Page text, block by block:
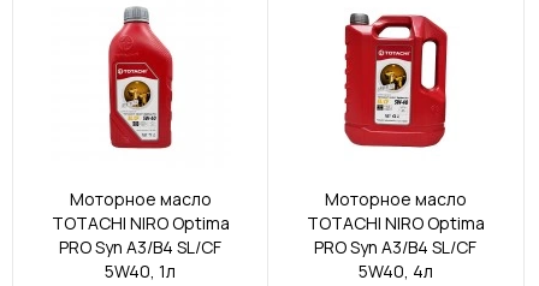
Моторное масло
TOTACHI NIRO Optima
PRO Syn A3/B4 SL/CF
5W40, 1л
Моторное масло
TOTACHI NIRO Optima
PRO Syn A3/B4 SL/CF
5W40, 4л